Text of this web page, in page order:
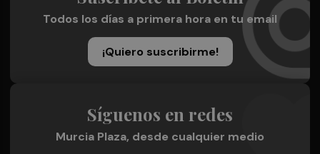
Todos los días a primera hora en tu email
¡Quiero suscribirme!
Síguenos en redes
Murcia Plaza, desde cualquier medio